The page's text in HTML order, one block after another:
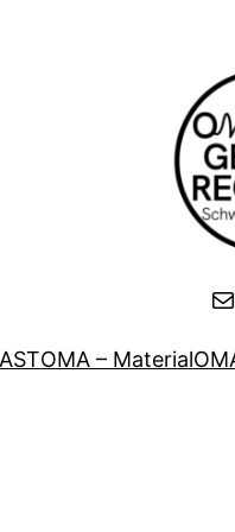
OMA – Material